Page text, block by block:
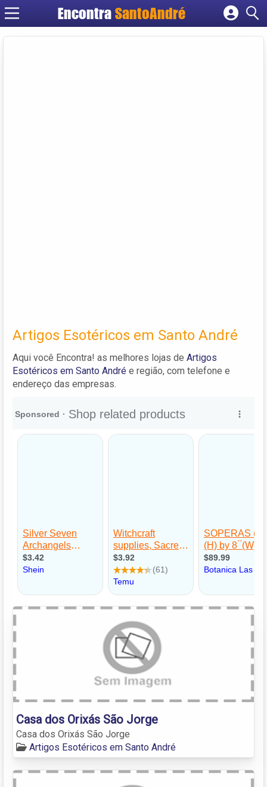
Encontra SantoAndré
Cadastrar empresa
Artigos Esotéricos em Santo André
Aqui você Encontra! as melhores lojas de Artigos
Esotéricos em Santo André e região, com telefone e
endereço das empresas.
Casa dos Orixás São Jorge
Casa dos Orixás São Jorge
Artigos Esotéricos em Santo André